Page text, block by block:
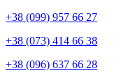
+38 (099) 957 66 27
+38 (073) 414 66 38
+38 (096) 637 66 28